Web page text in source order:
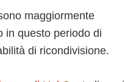
maggiormente
in questo periodo di
di ricondivisione.